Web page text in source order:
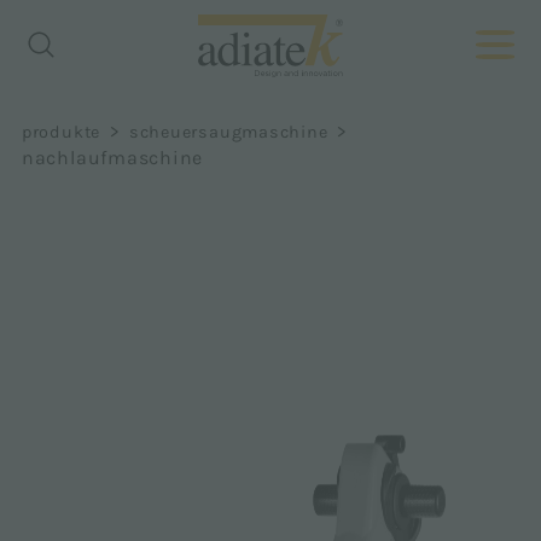
produkte > scheuersaugmaschine >
nachlaufmaschine